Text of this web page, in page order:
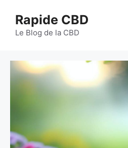
contenu
Rapide CBD
Le Blog de la CBD